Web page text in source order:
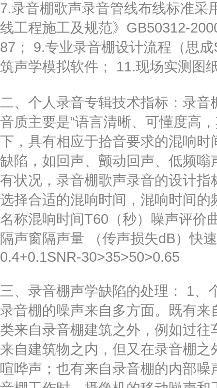
7.录音棚歌声录音管线布线标准采
线工程施工及规范》GB50312-
87； 9.专业录音棚设计流程（思
筑声学模拟软件； 11.现场实测图
二、个人录音专辑技术指标：录
音质主要是“语言清晰、可懂度高
下，具有相应于拾音要求的混响
缺陷，如回声、颤动回声、低频
有状况，录音棚歌声录音的设计
选择合适的混响时间，混响时间
名称混响时间T60（秒）噪声评价
隔声窗隔声量 （传声损失dB）快
0.4+0.1SNR-30>35>50>0.65
三、录音棚声学缺陷的处理： 1、
录音棚的噪声来自多方面。既有
类来自录音棚建筑之外，例如过
来自建筑物之内，但又在录音棚
喧哗声；也有来自录音棚的内部